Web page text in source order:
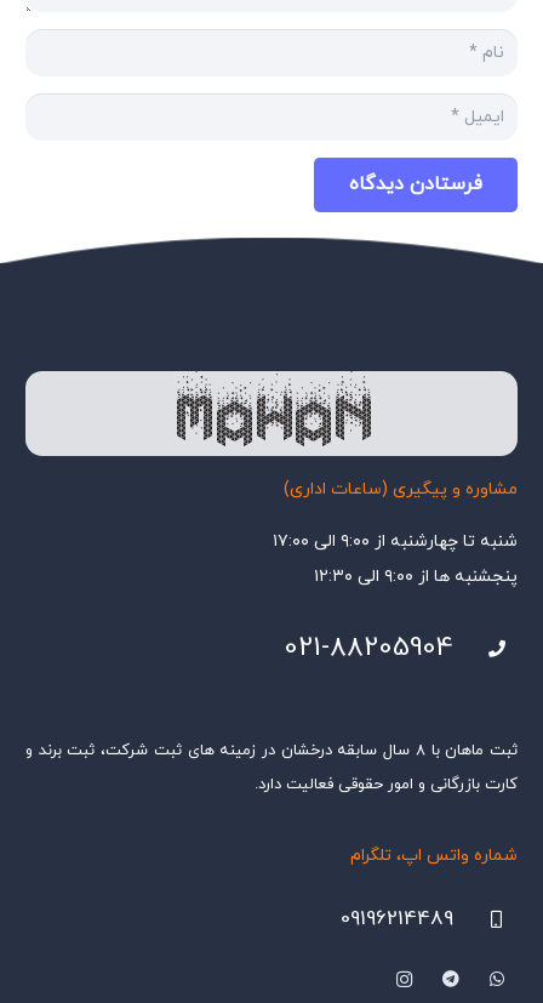
فرستادن دیدگاه
مشاوره و پیگیری (ساعات اداری)
شنبه تا چهارشنبه از ۹:۰۰ الی ۱۷:۰۰
پنجشنبه ها از ۹:۰۰ الی ۱۲:۳۰
021-88205904
ثبت ماهان با ۸ سال سابقه درخشان در زمینه های ثبت شرکت، ثبت برند و
کارت بازرگانی و امور حقوقی فعالیت دارد.
شماره واتس اپ، تلگرام
09196214489